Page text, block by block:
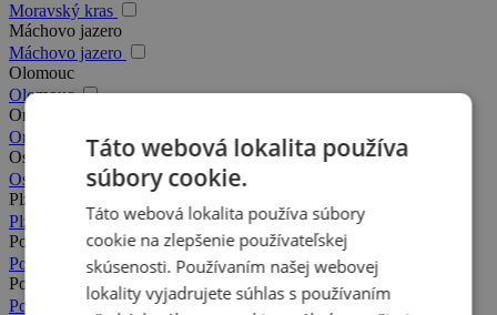
Moravský kras
Máchovo jazero
Máchovo jazero
Olomouc
Olomouc
Orlické hory
Orlické hory
Ostrava
Ostrava
Plzeň
Plzeň
Podkrkonošie
Podkrkonošie
Poděbrady
Poděbrady
Táto webová lokalita používa
súbory cookie.
Táto webová lokalita používa súbory
cookie na zlepšenie používateľskej
skúsenosti. Používaním našej webovej
lokality vyjadrujete súhlas s používaním